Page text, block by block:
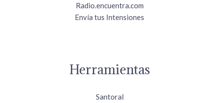
Radio.encuentra.com
Envía tus Intensiones
Herramientas
Santoral